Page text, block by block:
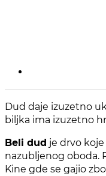
Dud daje izuzetno
biljka ima izuzetno
Beli dud je drvo
nazubljenog oboda.
Kine gde se gajio